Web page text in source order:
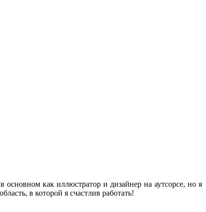
как иллюстратор и дизайнер на аутсорсе, но я
в которой я счастлив работать!